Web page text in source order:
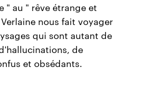
" au " rêve étrange et
nous fait voyager
qui sont autant de
de
et obsédants.